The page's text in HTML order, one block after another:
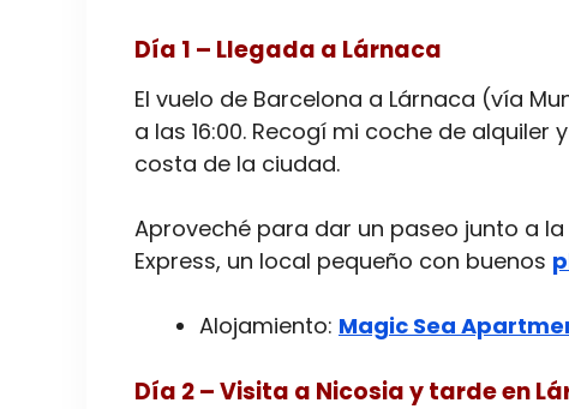
Día 1 – Llegada a Lárnaca
El vuelo de Barcelona a Lárnaca (vía
a las 16:00. Recogí mi coche de
costa de la ciudad.
Aproveché para dar un paseo junto a
Express, un local pequeño con buenos
Alojamiento: Magic Sea
Día 2 – Visita a Nicosia y tarde en